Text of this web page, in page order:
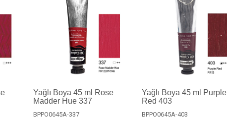
Yağlı Boya 45 ml Rose
Madder Hue 337
BPPO0645A-337
Yağlı Boya 45 ml Purple
Red 403
BPPO0645A-403